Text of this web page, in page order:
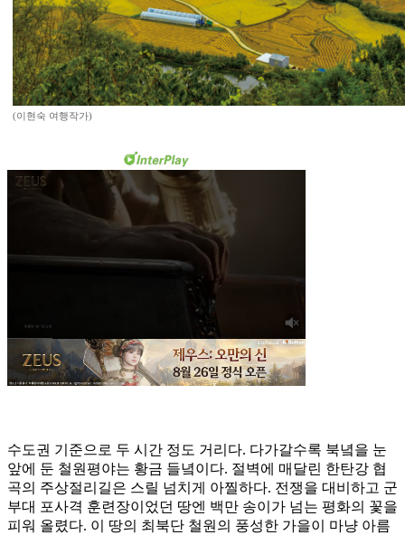
(이현숙 여행작가)
수도권 기준으로 두 시간 정도 거리다. 다가갈수록 북녘을 눈
앞에 둔 철원평야는 황금 들녘이다. 절벽에 매달린 한탄강 협
곡의 주상절리길은 스릴 넘치게 아찔하다. 전쟁을 대비하고 군
부대 포사격 훈련장이었던 땅엔 백만 송이가 넘는 평화의 꽃을
피워 올렸다. 이 땅의 최북단 철원의 풍성한 가을이 마냥 아름